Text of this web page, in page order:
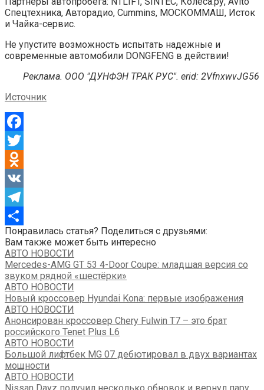
Спецтехника, Авторадио, Cummins, МОСКОММАШ, Исток
и Чайка-сервис.
Не упустите возможность испытать надежные и
современные автомобили DONGFENG в действии!
Реклама. ООО "ДУНФЭН ТРАК РУС". erid: 2VfnxwvJG56​
Источник
Facebook
Twitter
Odnoklassniki
VK
Telegram
Отправить
Понравилась статья? Поделиться с друзьями:
Вам также может быть интересно
АВТО НОВОСТИ
Mercedes-AMG GT 53 4-Door Coupe: младшая версия со
звуком рядной «шестёрки»
АВТО НОВОСТИ
Новый кроссовер Hyundai Kona: первые изображения
АВТО НОВОСТИ
Анонсирован кроссовер Chery Fulwin T7 – это брат
российского Tenet Plus L6
АВТО НОВОСТИ
Большой лифтбек MG 07 дебютировал в двух вариантах
мощности
АВТО НОВОСТИ